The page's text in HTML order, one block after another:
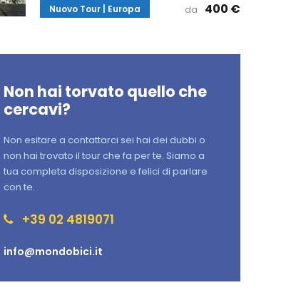
Nuovo Tour | Europa da 400 €
Non hai torvato quello che
cercavi?
Non esitare a contattarci sei hai dei dubbi o
non hai trovato il tour che fa per te. Siamo a
tua completa disposizione e felici di parlare
con te.
+39 02 4819071
info@mondobici.it